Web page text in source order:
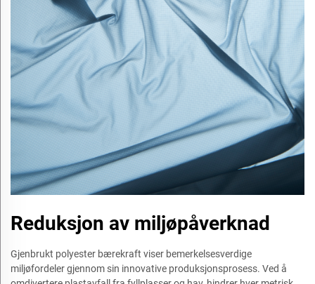
Reduksjon av miljøpåverknad
Gjenbrukt polyester bærekraft viser bemerkelsesverdige
miljøfordeler gjennom sin innovative produksjonsprosess. Ved å